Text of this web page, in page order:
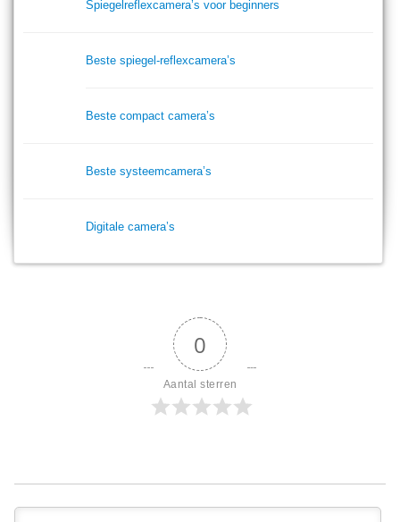
Spiegelreflexcamera’s voor beginners
Beste spiegel-reflexcamera’s
Beste compact camera’s
Beste systeemcamera’s
Digitale camera’s
0
Aantal sterren